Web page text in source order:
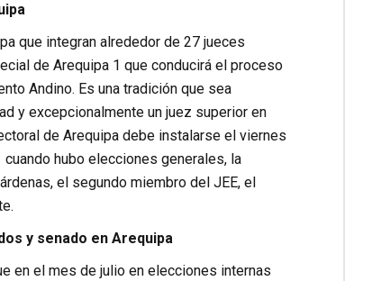
que integran alrededor de 27 jueces
de Arequipa 1 que conducirá el proceso
Andino. Es una tradición que sea
y excepcionalmente un juez superior en
de Arequipa debe instalarse el viernes
hubo elecciones generales, la
el segundo miembro del JEE, el
y senado en Arequipa
en el mes de julio en elecciones internas